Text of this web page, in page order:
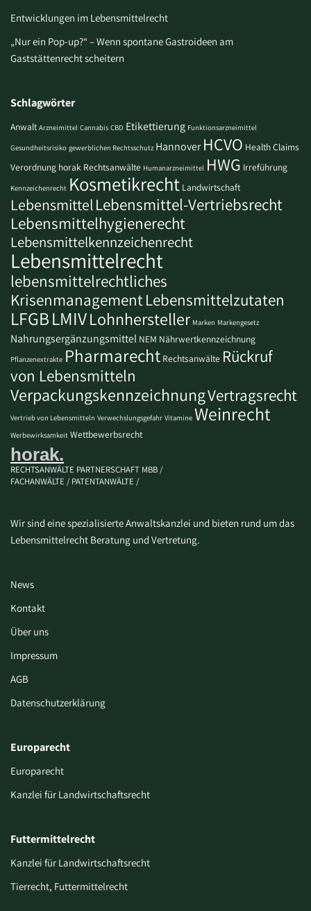
Entwicklungen im Lebensmittelrecht
„Nur ein Pop-up?“ – Wenn spontane Gastroideen am
Gaststättenrecht scheitern
Schlagwörter
Anwalt Arzneimittel Cannabis CBD Etikettierung Funktionsarzneimittel
Gesundheitsrisiko gewerblichen Rechtsschutz Hannover HCVO Health Claims
Verordnung horak Rechtsanwälte Humanarzneimittel HWG Irreführung
Kennzeichenrecht Kosmetikrecht Landwirtschaft
LebensmittelLebensmittel-Vertriebsrecht
Lebensmittelhygienerecht
Lebensmittelkennzeichenrecht
Lebensmittelrecht
lebensmittelrechtliches
KrisenmanagementLebensmittelzutaten
LFGBLMIVLohnhersteller Marken Markengesetz
Nahrungsergänzungsmittel NEM Nährwertkennzeichnung
Pflanzenextrakte Pharmarecht Rechtsanwälte Rückruf
von Lebensmitteln
VerpackungskennzeichnungVertragsrecht
Vertrieb von Lebensmitteln Verwechslungsgefahr Vitamine Weinrecht
Werbewirksamkeit Wettbewerbsrecht
horak.
RECHTSANWÄLTE PARTNERSCHAFT MBB /
FACHANWÄLTE / PATENTANWÄLTE /
Wir sind eine spezialisierte Anwaltskanzlei und bieten rund um das
Lebensmittelrecht Beratung und Vertretung.
News
Kontakt
Über uns
Impressum
AGB
Datenschutzerklärung
Europarecht
Europarecht
Kanzlei für Landwirtschaftsrecht
Futtermittelrecht
Kanzlei für Landwirtschaftsrecht
Tierrecht, Futtermittelrecht